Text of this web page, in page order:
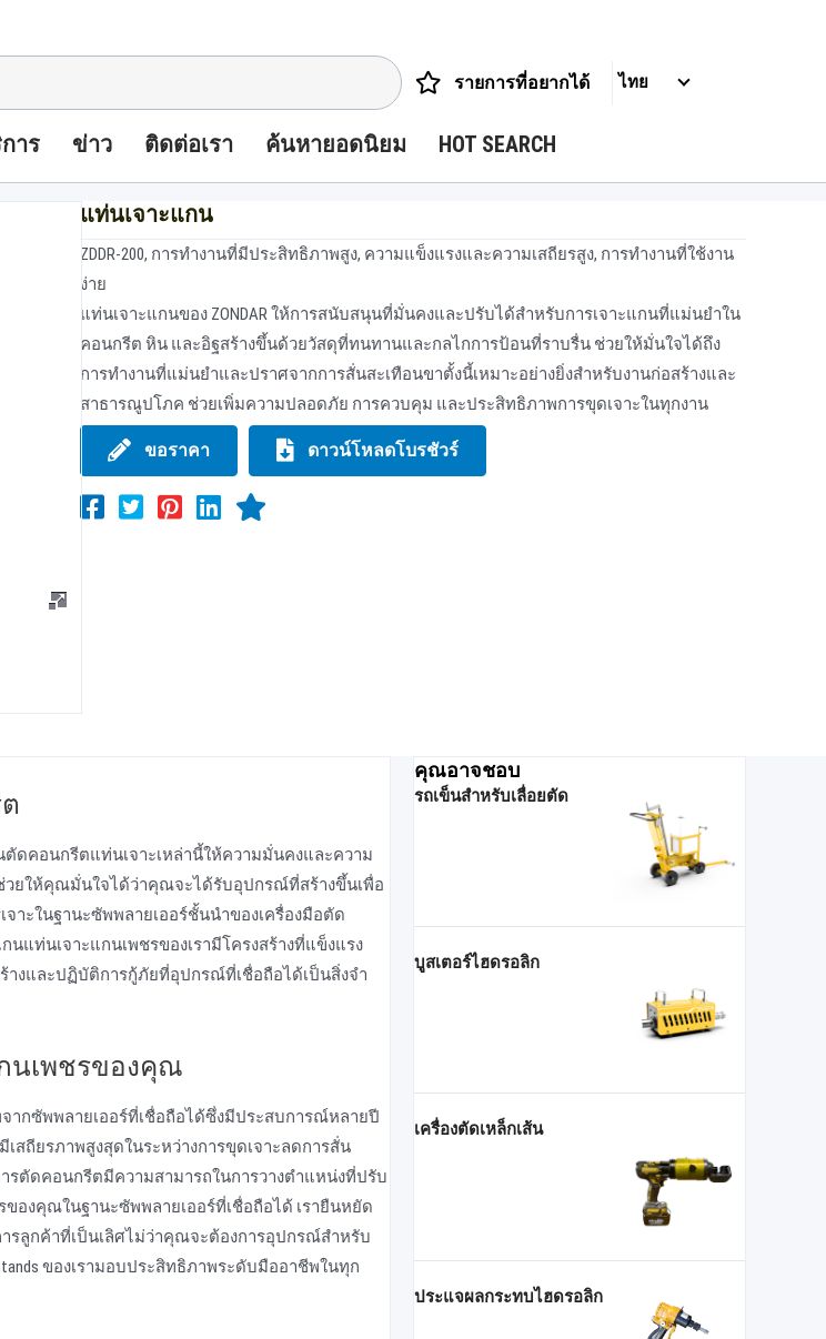
รายการที่อยากได้ ไทย
าร ข่าว ติดต่อเรา ค้นหายอดนิยม HOT SEARCH
แท่นเจาะแกน
ZDDR-200, การทํางานที่มีประสิทธิภาพสูง, ความแข็งแรงและความเสถียรสูง, การทํางานที่ใช้งาน
ง่าย
แท่นเจาะแกนของ ZONDAR ให้การสนับสนุนที่มั่นคงและปรับได้สําหรับการเจาะแกนที่แม่นยําใน
คอนกรีต หิน และอิฐสร้างขึ้นด้วยวัสดุที่ทนทานและกลไกการป้อนที่ราบรื่น ช่วยให้มั่นใจได้ถึง
การทํางานที่แม่นยําและปราศจากการสั่นสะเทือนขาตั้งนี้เหมาะอย่างยิ่งสําหรับงานก่อสร้างและ
สาธารณูปโภค ช่วยเพิ่มความปลอดภัย การควบคุม และประสิทธิภาพการขุดเจาะในทุกงาน
ขอราคา ดาวน์โหลดโบรชัวร์
ดคอนกรีตแท่นเจาะเหล่านี้ให้ความมั่นคงและความ
วยให้คุณมั่นใจได้ว่าคุณจะได้รับอุปกรณ์ที่สร้างขึ้นเพื่อ
าะในฐานะซัพพลายเออร์ชั้นนําของเครื่องมือตัด
แท่นเจาะแกนเพชรของเรามีโครงสร้างที่แข็งแรง
างและปฏิบัติการกู้ภัยที่อุปกรณ์ที่เชื่อถือได้เป็นสิ่งจํา
นเพชรของคุณ
จากซัพพลายเออร์ที่เชื่อถือได้ซึ่งมีประสบการณ์หลายปี
สถียรภาพสูงสุดในระหว่างการขุดเจาะลดการสั่น
ารตัดคอนกรีตมีความสามารถในการวางตําแหน่งที่ปรับ
องคุณในฐานะซัพพลายเออร์ที่เชื่อถือได้ เรายืนหยัด
ลูกค้าที่เป็นเลิศไม่ว่าคุณจะต้องการอุปกรณ์สําหรับ
ของเรามอบประสิทธิภาพระดับมืออาชีพในทุก
คุณอาจชอบ
รถเข็นสําหรับเลื่อยตัด
บูสเตอร์ไฮดรอลิก
เครื่องตัดเหล็กเส้น
ประแจผลกระทบไฮดรอลิก